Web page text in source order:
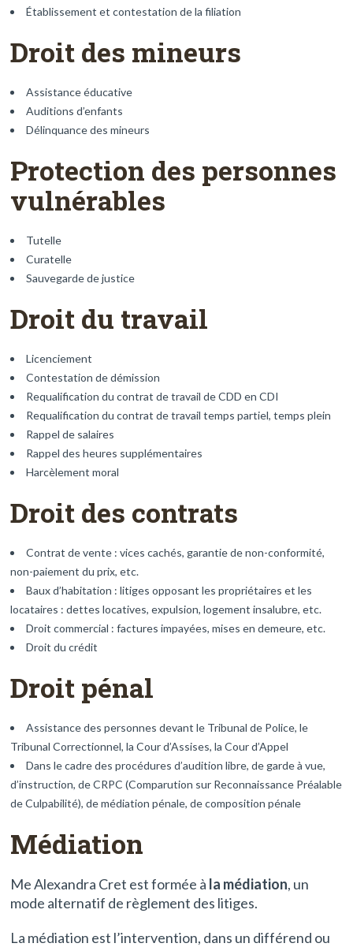
Établissement et contestation de la filiation
Droit des mineurs
Assistance éducative
Auditions d’enfants
Délinquance des mineurs
Protection des personnes
vulnérables
Tutelle
Curatelle
Sauvegarde de justice
Droit du travail
Licenciement
Contestation de démission
Requalification du contrat de travail de CDD en CDI
Requalification du contrat de travail temps partiel, temps plein
Rappel de salaires
Rappel des heures supplémentaires
Harcèlement moral
Droit des contrats
Contrat de vente : vices cachés, garantie de non-conformité,
non-paiement du prix, etc.
Baux d’habitation : litiges opposant les propriétaires et les
locataires : dettes locatives, expulsion, logement insalubre, etc.
Droit commercial : factures impayées, mises en demeure, etc.
Droit du crédit
Droit pénal
Assistance des personnes devant le Tribunal de Police, le
Tribunal Correctionnel, la Cour d’Assises, la Cour d’Appel
Dans le cadre des procédures d’audition libre, de garde à vue,
d’instruction, de CRPC (Comparution sur Reconnaissance Préalable
de Culpabilité), de médiation pénale, de composition pénale
Médiation
Me Alexandra Cret est formée à la médiation, un
mode alternatif de règlement des litiges.
La médiation est l’intervention, dans un différend ou